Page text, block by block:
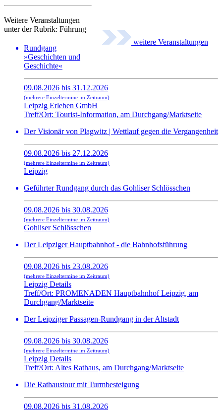
weitere Veranstaltungen
Weitere Veranstaltungen
unter der Rubrik: Führung
Rundgang
»Geschichten und
Geschichte«
09.08.2026 bis 31.12.2026
(mehrere Einzeltermine im Zeitraum)
Leipzig Erleben GmbH
Treff/Ort: Tourist-Information, am Durchgang/Marktseite
Der Visionär von Plagwitz | Wettlauf gegen die Vergangenheit
09.08.2026 bis 27.12.2026
(mehrere Einzeltermine im Zeitraum)
Leipzig
Geführter Rundgang durch das Gohliser Schlösschen
09.08.2026 bis 30.08.2026
(mehrere Einzeltermine im Zeitraum)
Gohliser Schlösschen
Der Leipziger Hauptbahnhof - die Bahnhofsführung
09.08.2026 bis 23.08.2026
(mehrere Einzeltermine im Zeitraum)
Leipzig Details
Treff/Ort: PROMENADEN Hauptbahnhof Leipzig, am
Durchgang/Marktseite
Der Leipziger Passagen-Rundgang in der Altstadt
09.08.2026 bis 30.08.2026
(mehrere Einzeltermine im Zeitraum)
Leipzig Details
Treff/Ort: Altes Rathaus, am Durchgang/Marktseite
Die Rathaustour mit Turmbesteigung
09.08.2026 bis 31.08.2026